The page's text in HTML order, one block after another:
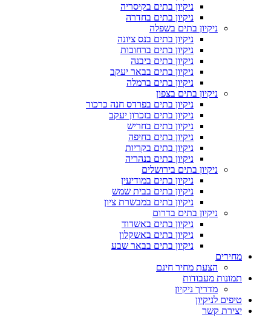
ניקיון בתים בקיסריה
ניקיון בתים בחדרה
ניקיון בתים בשפלה
ניקיון בתים בנס ציונה
ניקיון בתים ברחובות
ניקיון בתים ביבנה
ניקיון בתים בבאר יעקב
ניקיון בתים ברמלה
ניקיון בתים בצפון
ניקיון בתים בפרדס חנה כרכור
ניקיון בתים בזכרון יעקב
ניקיון בתים בחריש
ניקיון בתים בחיפה
ניקיון בתים בקריות
ניקיון בתים בנהריה
ניקיון בתים בירושלים
ניקיון בתים במודיעין
ניקיון בתים בבית שמש
ניקיון בתים במבשרת ציון
ניקיון בתים בדרום
ניקיון בתים באשדוד
ניקיון בתים באשקלון
ניקיון בתים בבאר שבע
מחירים
הצעת מחיר חינם
תמונות מעבודות
מדריך ניקיון
טיפים לניקיון
יצירת קשר